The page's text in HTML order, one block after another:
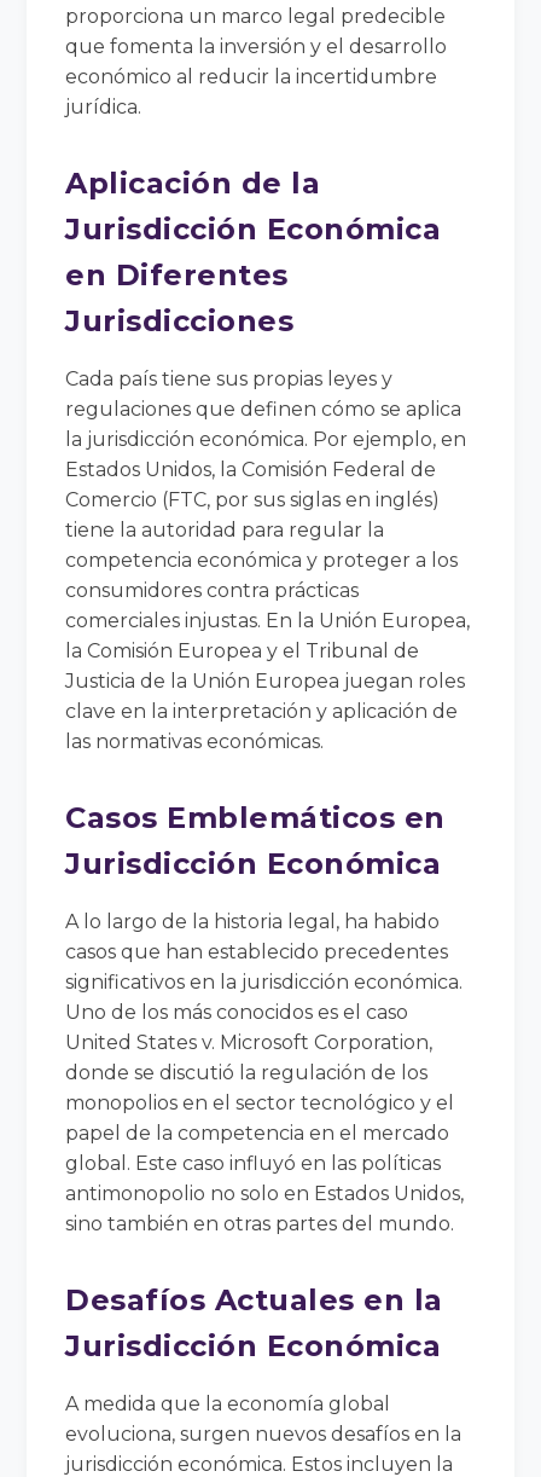
proporciona un marco legal predecible
que fomenta la inversión y el desarrollo
económico al reducir la incertidumbre
jurídica.
Aplicación de la
Jurisdicción Económica
en Diferentes
Jurisdicciones
Cada país tiene sus propias leyes y
regulaciones que definen cómo se aplica
la jurisdicción económica. Por ejemplo, en
Estados Unidos, la Comisión Federal de
Comercio (FTC, por sus siglas en inglés)
tiene la autoridad para regular la
competencia económica y proteger a los
consumidores contra prácticas
comerciales injustas. En la Unión Europea,
la Comisión Europea y el Tribunal de
Justicia de la Unión Europea juegan roles
clave en la interpretación y aplicación de
las normativas económicas.
Casos Emblemáticos en
Jurisdicción Económica
A lo largo de la historia legal, ha habido
casos que han establecido precedentes
significativos en la jurisdicción económica.
Uno de los más conocidos es el caso
United States v. Microsoft Corporation,
donde se discutió la regulación de los
monopolios en el sector tecnológico y el
papel de la competencia en el mercado
global. Este caso influyó en las políticas
antimonopolio no solo en Estados Unidos,
sino también en otras partes del mundo.
Desafíos Actuales en la
Jurisdicción Económica
A medida que la economía global
evoluciona, surgen nuevos desafíos en la
jurisdicción económica. Estos incluyen la